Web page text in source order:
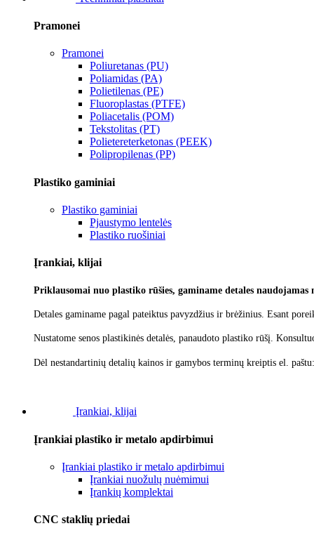
Pramonei
Pramonei
Poliuretanas (PU)
Poliamidas (PA)
Polietilenas (PE)
Fluoroplastas (PTFE)
Poliacetalis (POM)
Tekstolitas (PT)
Polietereterketonas (PEEK)
Polipropilenas (PP)
Plastiko gaminiai
Plastiko gaminiai
Pjaustymo lentelės
Plastiko ruošiniai
Įrankiai, klijai
Priklausomai nuo plastiko rūšies, gaminame detales
Detales gaminame pagal pateiktus pavyzdžius ir brėžinius. Esant
Nustatome senos plastikinės detalės, panaudoto plastiko rūšį.
Dėl nestandartinių detalių kainos ir gamybos terminų kreiptis el. paštu:
Įrankiai, klijai
Įrankiai plastiko ir metalo apdirbimui
Įrankiai plastiko ir metalo apdirbimui
Įrankiai nuožulų nuėmimui
Įrankių komplektai
CNC staklių priedai